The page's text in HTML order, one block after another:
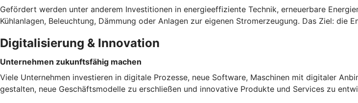
Gefördert werden unter anderem Investitionen in energieeffiziente Technik, erneuerbare
Kühlanlagen, Beleuchtung, Dämmung oder Anlagen zur eigenen Stromerzeugung. Das Ziel: die
Digitalisierung & Innovation
Unternehmen zukunftsfähig machen
Viele Unternehmen investieren in digitale Prozesse, neue Software, Maschinen mit digitaler
gestalten, neue Geschäftsmodelle zu erschließen und innovative Produkte und Services zu